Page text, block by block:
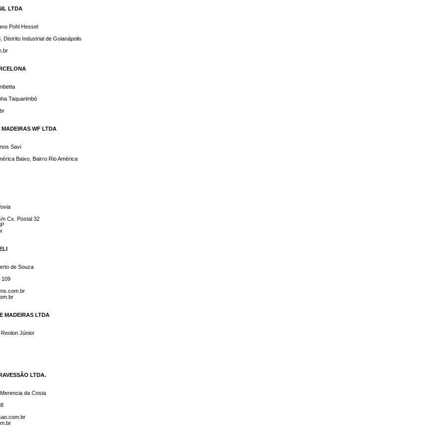
LTDA
Pohl Hessel
Distrito Industrial de Goianápolis
Taquarimbó
WF LTDA
Savi
Baixo, Bairro Rio América
n Cx. Postal 32
de Souza
109
MADEIRAS LTDA
Júnior
LTDA.
da Costa